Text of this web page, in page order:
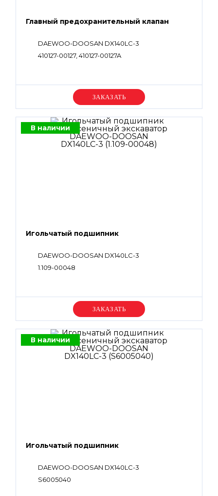
Главный предохранительный клапан
DAEWOO-DOOSAN DX140LC-3
410127-00127, 410127-00127A
Уточняйте цену
В наличии
Игольчатый подшипник
DAEWOO-DOOSAN DX140LC-3
1.109-00048
Уточняйте цену
В наличии
Игольчатый подшипник
DAEWOO-DOOSAN DX140LC-3
S6005040